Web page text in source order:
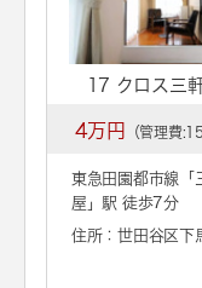
17 クロス三
4万円 （管理費
東急田園都市線「
屋 」駅 徒歩7分
住所：世田谷区下